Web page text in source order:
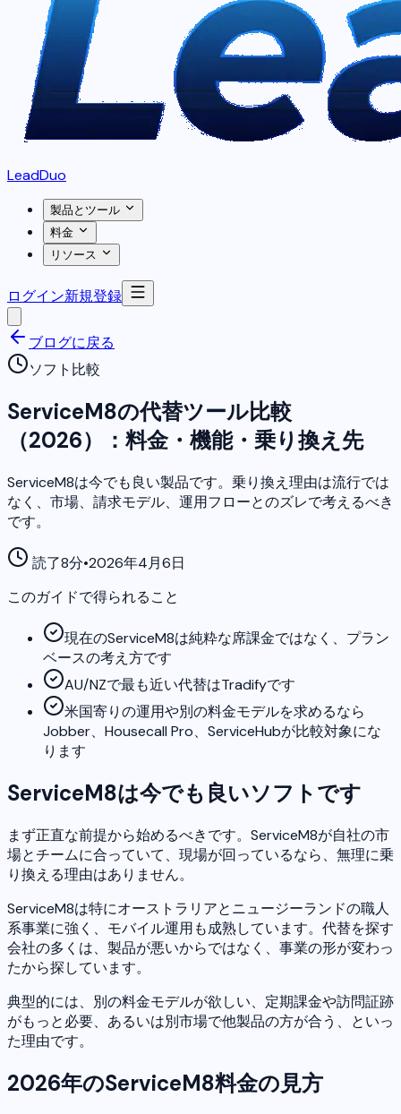
LeadDuo
製品とツール
料金
リソース
ログイン新規登録
ブログに戻る
ソフト比較
ServiceM8の代替ツール比較
（2026）：料金・機能・乗り換え先
ServiceM8は今でも良い製品です。乗り換え理由は流行では
なく、市場、請求モデル、運用フローとのズレで考えるべき
です。
読了8分•2026年4月6日
このガイドで得られること
現在のServiceM8は純粋な席課金ではなく、プラン
ベースの考え方です
AU/NZで最も近い代替はTradifyです
米国寄りの運用や別の料金モデルを求めるなら
Jobber、Housecall Pro、ServiceHubが比較対象にな
ります
ServiceM8は今でも良いソフトです
まず正直な前提から始めるべきです。ServiceM8が自社の市
場とチームに合っていて、現場が回っているなら、無理に乗
り換える理由はありません。
ServiceM8は特にオーストラリアとニュージーランドの職人
系事業に強く、モバイル運用も成熟しています。代替を探す
会社の多くは、製品が悪いからではなく、事業の形が変わっ
たから探しています。
典型的には、別の料金モデルが欲しい、定期課金や訪問証跡
がもっと必要、あるいは別市場で他製品の方が合う、といっ
た理由です。
2026年のServiceM8料金の見方